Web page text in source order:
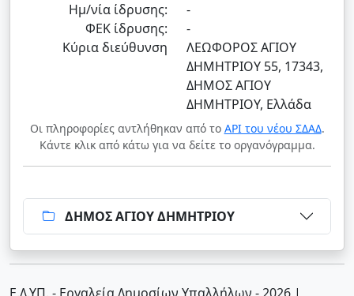
Ημ/νία ίδρυσης:
-
ΦΕΚ ίδρυσης:
-
Κύρια διεύθυνση
ΛΕΩΦΟΡΟΣ ΑΓΙΟΥ
ΔΗΜΗΤΡΙΟΥ 55, 17343,
ΔΗΜΟΣ ΑΓΙΟΥ
ΔΗΜΗΤΡΙΟΥ, Ελλάδα
Οι πληροφορίες αντλήθηκαν από το API του νέου ΣΔΑΔ.
Κάντε κλικ από κάτω για να δείτε το οργανόγραμμα.
ΔΗΜΟΣ ΑΓΙΟΥ ΔΗΜΗΤΡΙΟΥ